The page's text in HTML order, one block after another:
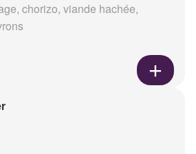
chorizo, viande hachée,